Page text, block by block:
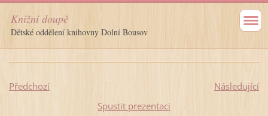
Knižní doupě
Dětské oddělení knihovny Dolní Bousov
Předchozí
Následující
Spustit prezentaci